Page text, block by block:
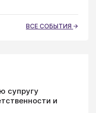
ВСЕ СОБЫТИЯ
супругу
и